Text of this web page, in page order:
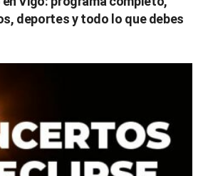
deportes y todo lo que debes